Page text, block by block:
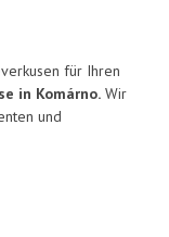
für Ihren
in Komárno. Wir
und